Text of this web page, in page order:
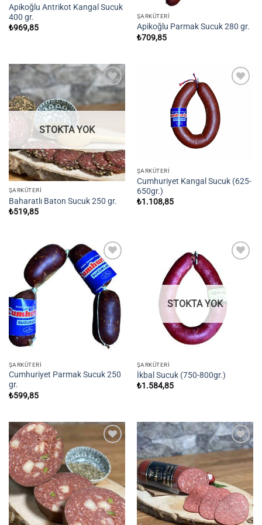
Apikoğlu Antrikot Kangal Sucuk
400 gr.
₺969,85
ŞARKÜTERI
Apikoğlu Parmak Sucuk 280 gr.
₺709,85
Add to
wishlist
STOKTA YOK
ŞARKÜTERI
Baharatlı Baton Sucuk 250 gr.
₺519,85
ŞARKÜTERI
Cumhuriyet Kangal Sucuk (625-
650gr.)
₺1.108,85
Add to
wishlist
ŞARKÜTERI
Cumhuriyet Parmak Sucuk 250
gr.
₺599,85
STOKTA YOK
ŞARKÜTERI
İkbal Sucuk (750-800gr.)
₺1.584,85
Add to
wishlist
Add to
wishlist